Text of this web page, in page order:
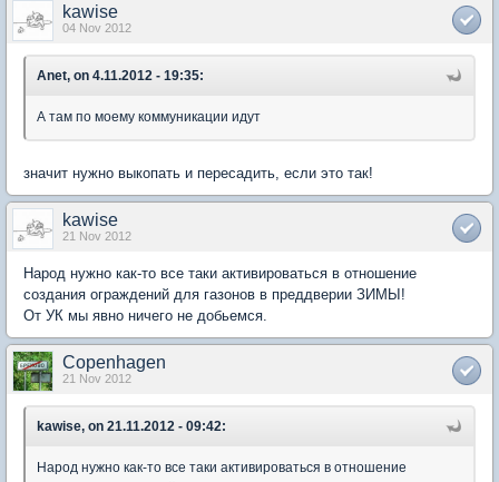
kawise
04 Nov 2012
Anet, on 4.11.2012 - 19:35:
А там по моему коммуникации идут
значит нужно выкопать и пересадить, если это так!
kawise
21 Nov 2012
Народ нужно как-то все таки активироваться в отношение
создания ограждений для газонов в преддверии ЗИМЫ!
От УК мы явно ничего не добьемся.
Copenhagen
21 Nov 2012
kawise, on 21.11.2012 - 09:42:
Народ нужно как-то все таки активироваться в отношение